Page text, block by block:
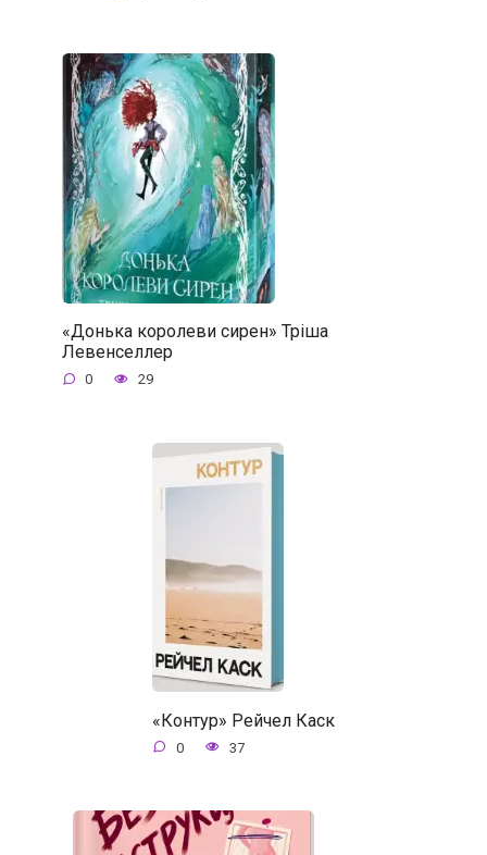
«Донька королеви сирен» Тріша
Левенселлер
0 29
«Контур» Рейчел Каск
0 37